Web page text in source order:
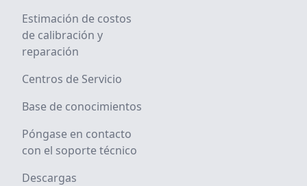
Estimación de costos
de calibración y
reparación
Centros de Servicio
Base de conocimientos
Póngase en contacto
con el soporte técnico
Descargas